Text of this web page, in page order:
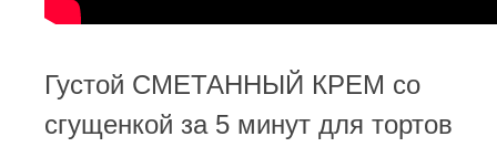
Густой СМЕТАННЫЙ КРЕМ со
сгущенкой за 5 минут для тортов